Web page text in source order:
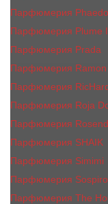
Парфюмерия
Парфюмерия Plume
Парфюмерия Prada
Парфюмерия Ramon
Парфюмерия
Парфюмерия Roja
Парфюмерия
Парфюмерия SHAIK
Парфюмерия Simimi
Парфюмерия
Парфюмерия The